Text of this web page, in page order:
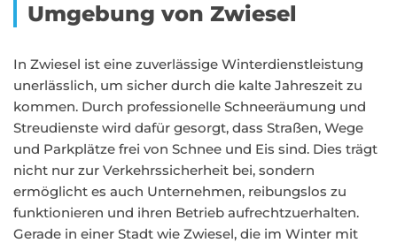
Umgebung von Zwiesel
In Zwiesel ist eine zuverlässige Winterdienstleistung
unerlässlich, um sicher durch die kalte Jahreszeit zu
kommen. Durch professionelle Schneeräumung und
Streudienste wird dafür gesorgt, dass Straßen, Wege
und Parkplätze frei von Schnee und Eis sind. Dies trägt
nicht nur zur Verkehrssicherheit bei, sondern
ermöglicht es auch Unternehmen, reibungslos zu
funktionieren und ihren Betrieb aufrechtzuerhalten.
Gerade in einer Stadt wie Zwiesel, die im Winter mit